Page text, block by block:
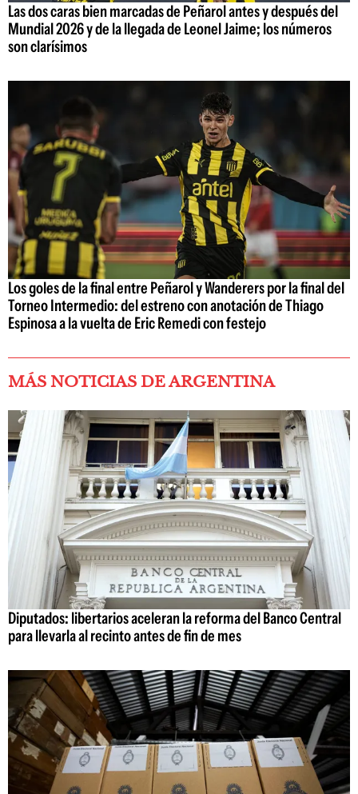
Las dos caras bien marcadas de Peñarol antes y después del
Mundial 2026 y de la llegada de Leonel Jaime; los números
son clarísimos
Los goles de la final entre Peñarol y Wanderers por la final del
Torneo Intermedio: del estreno con anotación de Thiago
Espinosa a la vuelta de Eric Remedi con festejo
MÁS NOTICIAS DE ARGENTINA
Diputados: libertarios aceleran la reforma del Banco Central
para llevarla al recinto antes de fin de mes